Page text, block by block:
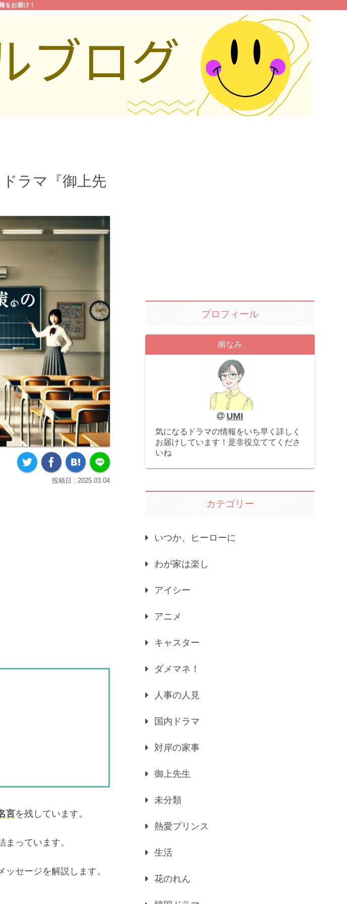
をお届け！
ラマ『御上先
2025.03.04
言を残しています。
っています。
セージを解説します。
プロフィール
南なみ
UMI
気になるドラマの情報をいち早く詳しく
お届けしています！是非役立ててくださ
いね
カテゴリー
いつか、ヒーローに
わが家は楽し
アイシー
アニメ
キャスター
ダメマネ！
人事の人見
国内ドラマ
対岸の家事
御上先生
未分類
熱愛プリンス
生活
花のれん